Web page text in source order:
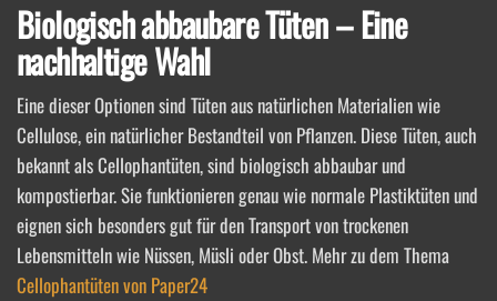
Biologisch abbaubare Tüten – Eine
nachhaltige Wahl
Eine dieser Optionen sind Tüten aus natürlichen Materialien wie
Cellulose, ein natürlicher Bestandteil von Pflanzen. Diese Tüten, auch
bekannt als Cellophantüten, sind biologisch abbaubar und
kompostierbar. Sie funktionieren genau wie normale Plastiktüten und
eignen sich besonders gut für den Transport von trockenen
Lebensmitteln wie Nüssen, Müsli oder Obst. Mehr zu dem Thema
Cellophantüten von Paper24